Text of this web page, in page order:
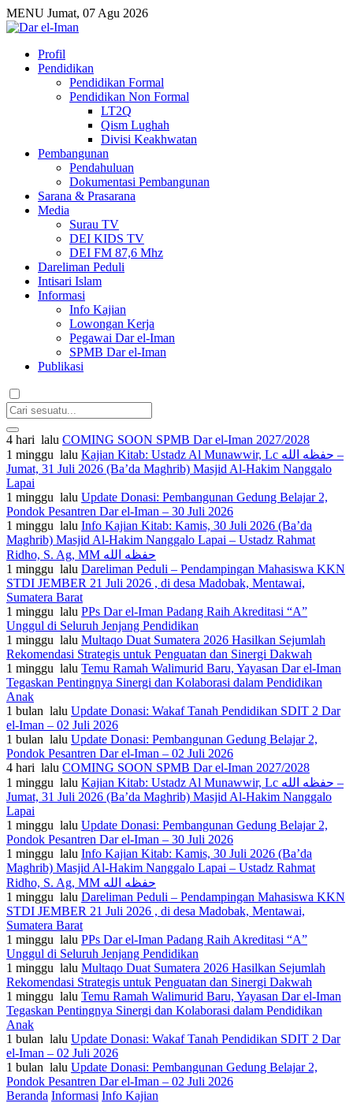
MENU Jumat, 07 Agu 2026
Profil
Pendidikan
Pendidikan Formal
Pendidikan Non Formal
LT2Q
Qism Lughah
Divisi Keakhwatan
Pembangunan
Pendahuluan
Dokumentasi Pembangunan
Sarana & Prasarana
Media
Surau TV
DEI KIDS TV
DEI FM 87,6 Mhz
Dareliman Peduli
Intisari Islam
Informasi
Info Kajian
Lowongan Kerja
Pegawai Dar el-Iman
SPMB Dar el-Iman
Publikasi
4 hari lalu COMING SOON SPMB Dar el-Iman 2027/2028
1 minggu lalu Kajian Kitab: Ustadz Al Munawwir, Lc حفظه الله –
Jumat, 31 Juli 2026 (Ba’da Maghrib) Masjid Al-Hakim Nanggalo
Lapai
1 minggu lalu Update Donasi: Pembangunan Gedung Belajar 2,
Pondok Pesantren Dar el-Iman – 30 Juli 2026
1 minggu lalu Info Kajian Kitab: Kamis, 30 Juli 2026 (Ba’da
Maghrib) Masjid Al-Hakim Nanggalo Lapai – Ustadz Rahmat
Ridho, S. Ag, MM حفظه الله
1 minggu lalu Dareliman Peduli – Pendampingan Mahasiswa KKN
STDI JEMBER 21 Juli 2026 , di desa Madobak, Mentawai,
Sumatera Barat
1 minggu lalu PPs Dar el-Iman Padang Raih Akreditasi “A”
Unggul di Seluruh Jenjang Pendidikan
1 minggu lalu Multaqo Duat Sumatera 2026 Hasilkan Sejumlah
Rekomendasi Strategis untuk Penguatan dan Sinergi Dakwah
1 minggu lalu Temu Ramah Walimurid Baru, Yayasan Dar el-Iman
Tegaskan Pentingnya Sinergi dan Kolaborasi dalam Pendidikan
Anak
1 bulan lalu Update Donasi: Wakaf Tanah Pendidikan SDIT 2 Dar
el-Iman – 02 Juli 2026
1 bulan lalu Update Donasi: Pembangunan Gedung Belajar 2,
Pondok Pesantren Dar el-Iman – 02 Juli 2026
4 hari lalu COMING SOON SPMB Dar el-Iman 2027/2028
1 minggu lalu Kajian Kitab: Ustadz Al Munawwir, Lc حفظه الله –
Jumat, 31 Juli 2026 (Ba’da Maghrib) Masjid Al-Hakim Nanggalo
Lapai
1 minggu lalu Update Donasi: Pembangunan Gedung Belajar 2,
Pondok Pesantren Dar el-Iman – 30 Juli 2026
1 minggu lalu Info Kajian Kitab: Kamis, 30 Juli 2026 (Ba’da
Maghrib) Masjid Al-Hakim Nanggalo Lapai – Ustadz Rahmat
Ridho, S. Ag, MM حفظه الله
1 minggu lalu Dareliman Peduli – Pendampingan Mahasiswa KKN
STDI JEMBER 21 Juli 2026 , di desa Madobak, Mentawai,
Sumatera Barat
1 minggu lalu PPs Dar el-Iman Padang Raih Akreditasi “A”
Unggul di Seluruh Jenjang Pendidikan
1 minggu lalu Multaqo Duat Sumatera 2026 Hasilkan Sejumlah
Rekomendasi Strategis untuk Penguatan dan Sinergi Dakwah
1 minggu lalu Temu Ramah Walimurid Baru, Yayasan Dar el-Iman
Tegaskan Pentingnya Sinergi dan Kolaborasi dalam Pendidikan
Anak
1 bulan lalu Update Donasi: Wakaf Tanah Pendidikan SDIT 2 Dar
el-Iman – 02 Juli 2026
1 bulan lalu Update Donasi: Pembangunan Gedung Belajar 2,
Pondok Pesantren Dar el-Iman – 02 Juli 2026
Beranda Informasi Info Kajian